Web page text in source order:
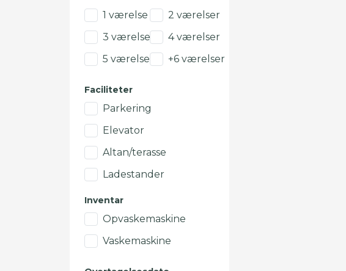
1 værelse
2 værelser
3 værelser
4 værelser
5 værelser
+6 værelser
Faciliteter
Parkering
Elevator
Altan/terasse
Ladestander
Inventar
Opvaskemaskine
Vaskemaskine